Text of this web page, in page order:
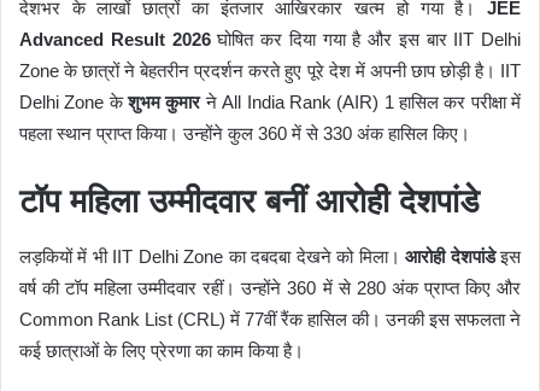
देशभर के लाखों छात्रों का इंतजार आखिरकार खत्म हो गया है। JEE
Advanced Result 2026घोषित कर दिया गया है और इस बार IIT Delhi
Zone के छात्रों ने बेहतरीन प्रदर्शन करते हुए पूरे देश में अपनी छाप छोड़ी है। IIT
Delhi Zone केशुभम कुमारने All India Rank (AIR) 1 हासिल कर परीक्षा में
पहला स्थान प्राप्त किया। उन्होंने कुल 360 में से 330 अंक हासिल किए।
टॉप महिला उम्मीदवार बनीं आरोही देशपांडे
लड़कियों में भी IIT Delhi Zone का दबदबा देखने को मिला।आरोही देशपांडेइस
वर्ष की टॉप महिला उम्मीदवार रहीं। उन्होंने 360 में से 280 अंक प्राप्त किए और
Common Rank List (CRL) में 77वीं रैंक हासिल की। उनकी इस सफलता ने
कई छात्राओं के लिए प्रेरणा का काम किया है।